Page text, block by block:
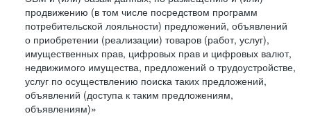
продвижению (в том числе посредством программ
потребительской лояльности) предложений, объявлений
о приобретении (реализации) товаров (работ, услуг),
имущественных прав, цифровых прав и цифровых валют,
недвижимого имущества, предложений о трудоустройстве,
услуг по осуществлению поиска таких предложений,
объявлений (доступа к таким предложениям,
объявлениям)»